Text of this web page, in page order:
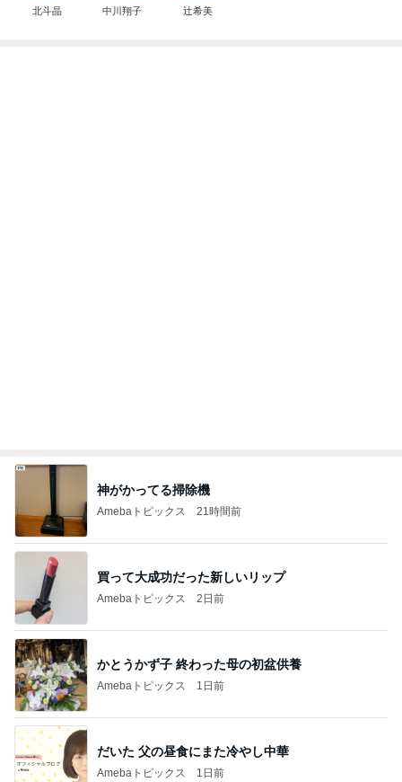
北斗晶 中川翔子 辻希美
神がかってる掃除機
Amebaトピックス 21時間前
買って大成功だった新しいリップ
Amebaトピックス 2日前
かとうかず子 終わった母の初盆供養
Amebaトピックス 1日前
だいた 父の昼食にまた冷やし中華
Amebaトピックス 1日前